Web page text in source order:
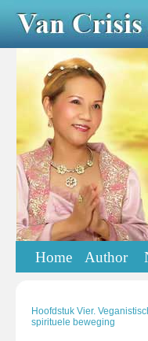
Home Author
Hoofdstuk Vier.
spirituele beweging